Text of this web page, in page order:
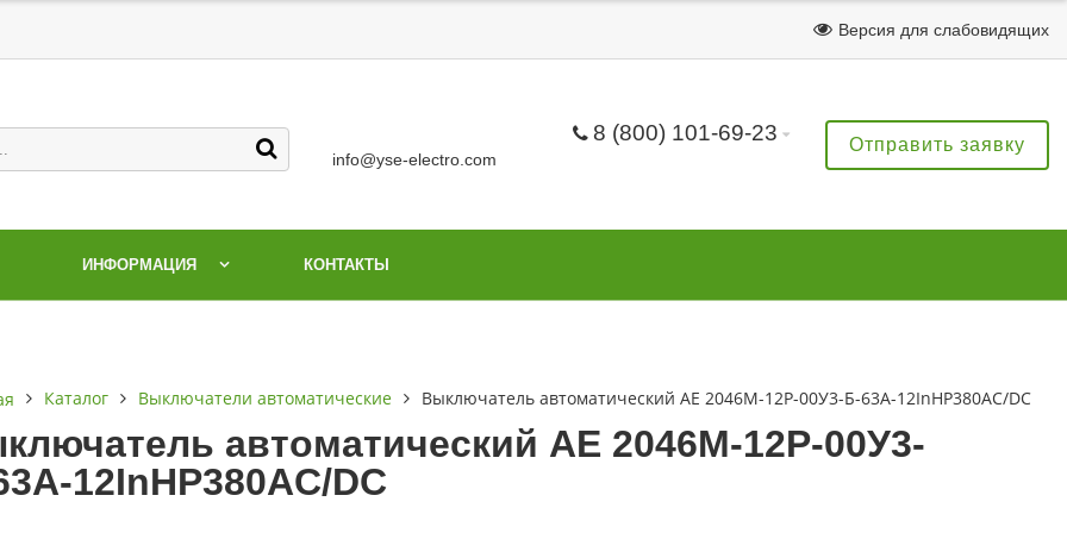
Версия для слабовидящих
8 (800) 101-69-23
info@yse-electro.com
Отправить заявку
ИНФОРМАЦИЯ КОНТАКТЫ
Каталог Выключатели автоматические Выключатель автоматический АЕ 2046М-12Р-00У3-Б-63А-12InНР380AC/DC
автоматический АЕ 2046М-12Р-00У3-
12InНР380AC/DC